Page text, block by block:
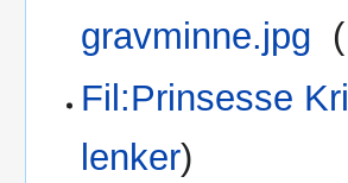
gravminne.jpg (
Fil:Prinsesse
lenker)